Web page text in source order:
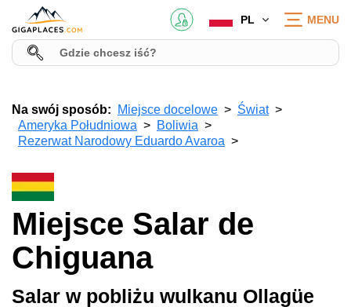
PL MENU
Na swój sposób: Miejsce docelowe
Świat
Ameryka Południowa
Boliwia
Rezerwat Narodowy Eduardo Avaroa
Miejsce Salar de
Chiguana
Salar w pobliżu wulkanu Ollagüe